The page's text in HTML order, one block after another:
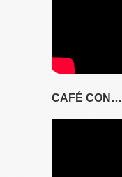
CAFÉ CON…